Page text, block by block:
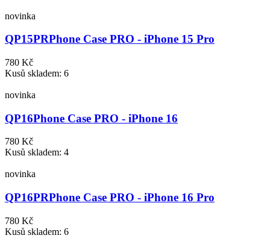
novinka
QP15PRPhone Case PRO - iPhone 15 Pro
780 Kč
Kusů skladem: 6
novinka
QP16Phone Case PRO - iPhone 16
780 Kč
Kusů skladem: 4
novinka
QP16PRPhone Case PRO - iPhone 16 Pro
780 Kč
Kusů skladem: 6